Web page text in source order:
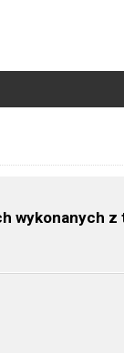
wykonanych z